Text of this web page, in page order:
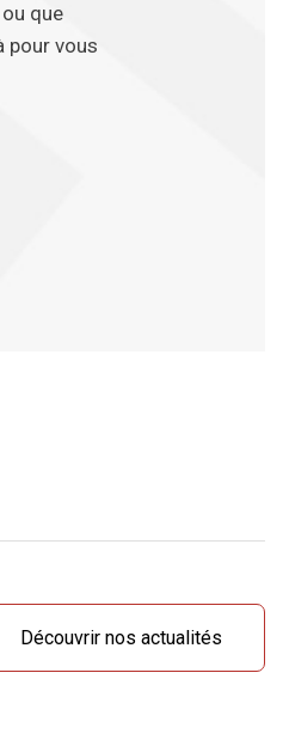
que
pour vous
Découvrir nos actualités